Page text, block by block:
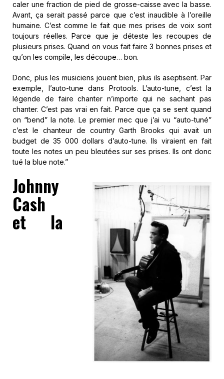
caler une fraction de pied de grosse-caisse avec la basse.
Avant, ça serait passé parce que c’est inaudible à l’oreille
humaine. C’est comme le fait que mes prises de voix sont
toujours réelles. Parce que je déteste les recoupes de
plusieurs prises. Quand on vous fait faire 3 bonnes prises et
qu’on les compile, les découpe… bon.
Donc, plus les musiciens jouent bien, plus ils aseptisent. Par
exemple, l’auto-tune dans Protools. L’auto-tune, c’est la
légende de faire chanter n’importe qui ne sachant pas
chanter. C’est pas vrai en fait. Parce que ça se sent quand
on “bend” la note. Le premier mec que j’ai vu “auto-tuné”
c’est le chanteur de country Garth Brooks qui avait un
budget de 35 000 dollars d’auto-tune. Ils viraient en fait
toute les notes un peu bleutées sur ses prises. Ils ont donc
tué la blue note.”
Johnny
Cash
et la